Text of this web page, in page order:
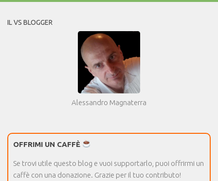
IL VS BLOGGER
Alessandro Magnaterra
OFFRIMI UN CAFFÈ
Se trovi utile questo blog e vuoi supportarlo, puoi offrirmi un
caffè con una donazione. Grazie per il tuo contributo!